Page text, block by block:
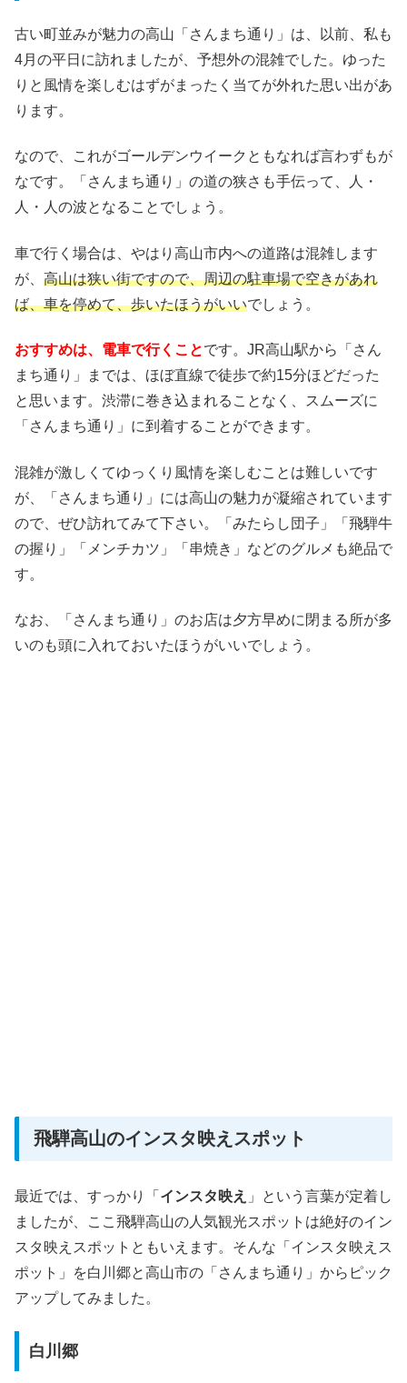
古い町並みが魅力の高山「さんまち通り」は、以前、私も
4月の平日に訪れましたが、予想外の混雑でした。ゆった
りと風情を楽しむはずがまったく当てが外れた思い出があ
ります。
なので、これがゴールデンウイークともなれば言わずもが
なです。「さんまち通り」の道の狭さも手伝って、人・
人・人の波となることでしょう。
車で行く場合は、やはり高山市内への道路は混雑します
が、 高山は狭い街ですので、周辺の駐車場で空きがあれ
ば、車を停めて、歩いたほうがいいでしょう。
おすすめは、電車で行くことです。JR高山駅から「さん
まち通り」までは、ほぼ直線で徒歩で約15分ほどだった
と思います。渋滞に巻き込まれることなく、スムーズに
「さんまち通り」に到着することができます。
混雑が激しくてゆっくり風情を楽しむことは難しいです
が、「さんまち通り」には高山の魅力が凝縮されています
ので、ぜひ訪れてみて下さい。「みたらし団子」「飛騨牛
の握り」「メンチカツ」「串焼き」などのグルメも絶品で
す。
なお、「さんまち通り」のお店は夕方早めに閉まる所が多
いのも頭に入れておいたほうがいいでしょう。
飛騨高山のインスタ映えスポット
最近では、すっかり「 インスタ映え 」という言葉が定着し
ましたが、ここ飛騨高山の人気観光スポットは絶好のイン
スタ映えスポットともいえます。そんな「インスタ映えス
ポット」を白川郷と高山市の「さんまち通り」からピック
アップしてみました。
白川郷